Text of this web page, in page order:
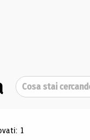
Cerca
di ricerca
1